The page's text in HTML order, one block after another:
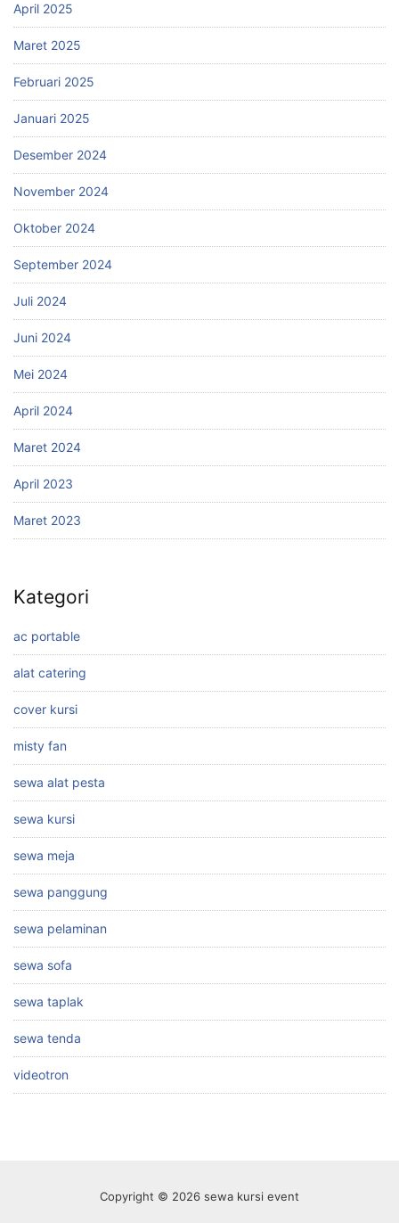
April 2025
Maret 2025
Februari 2025
Januari 2025
Desember 2024
November 2024
Oktober 2024
September 2024
Juli 2024
Juni 2024
Mei 2024
April 2024
Maret 2024
April 2023
Maret 2023
Kategori
ac portable
alat catering
cover kursi
misty fan
sewa alat pesta
sewa kursi
sewa meja
sewa panggung
sewa pelaminan
sewa sofa
sewa taplak
sewa tenda
videotron
Copyright © 2026 sewa kursi event